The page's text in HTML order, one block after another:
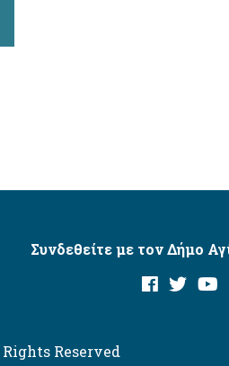
Συνδεθείτε με τον Δήμο
Reserved